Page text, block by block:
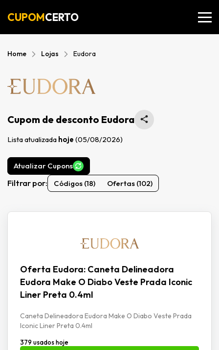
CUPOMCERTO
Home Lojas Eudora
Cupom de desconto Eudora
Lista atualizada hoje (05/08/2026)
Filtrar por: Códigos (18) Ofertas (102)
Atualizar Cupons
Oferta Eudora: Caneta Delineadora
Eudora Make O Diabo Veste Prada Iconic
Liner Preta 0.4ml
Caneta Delineadora Eudora Make O Diabo Veste Prada
Iconic Liner Preta 0.4ml
379 usados hoje